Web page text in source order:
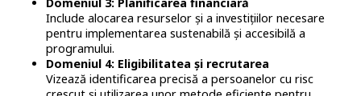
Include alocarea resurselor și a investițiilor necesare
pentru implementarea sustenabilă și accesibilă a
programului.
Domeniul 4: Eligibilitatea și recrutarea
Vizează identificarea precisă a persoanelor cu risc